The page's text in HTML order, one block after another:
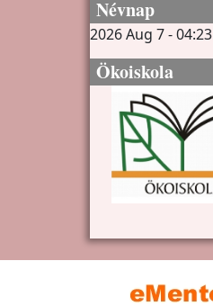
Névnap
2026 Aug 7 - 04:23
Ökoiskola